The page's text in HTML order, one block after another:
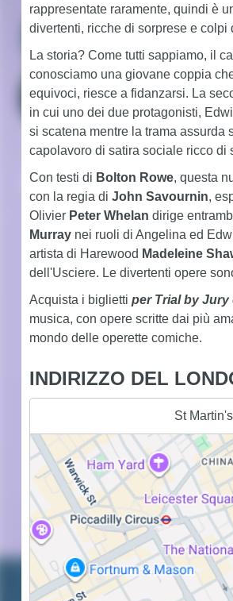
rappresentate raramente, quindi è
divertenti, ricche di sorprese e colpi
La storia? Come tutti sappiamo, il
conosciamo una giovane coppia
equivoci, riesce a fidanzarsi. La
in cui uno dei due protagonisti,
si scatena mentre la trama
capolavoro di satira sociale ricco di
Con testi di Bolton Rowe, questa
con la regia di John Savournin,
Olivier Peter Whelan dirige
Murraynei ruoli di Angelina ed
artista di Harewood Madeleine
dell'Usciere. Le divertenti opere
Acquista i biglietti per Trial by Jury
musica, con opere scritte dai più
mondo delle operette comiche.
INDIRIZZO DEL
St